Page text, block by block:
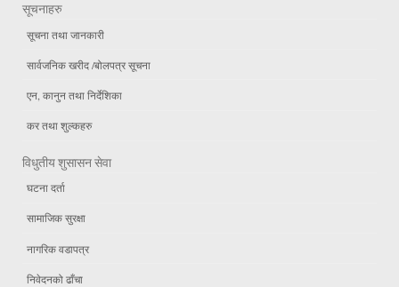
सूचनाहरु
सूचना तथा जानकारी
सार्वजनिक खरीद /बोलपत्र सूचना
एन, कानुन तथा निर्देशिका
कर तथा शुल्कहरु
विधुतीय शुसासन सेवा
घटना दर्ता
सामाजिक सुरक्षा
नागरिक वडापत्र
निवेदनको ढाँचा